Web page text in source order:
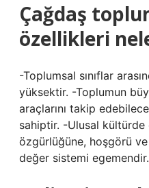
Çağdaş
özellikleri
-Toplumsal sınıflar
yüksektir. -Toplumun
araçlarını takip
sahiptir. -Ulusal
özgürlüğüne, hoşgörü
değer sistemi egemendir.